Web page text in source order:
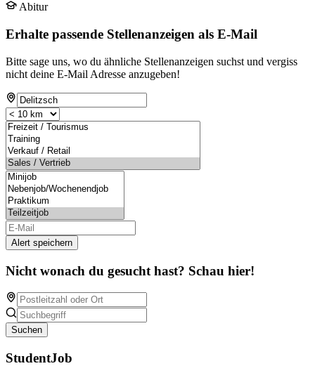
Abitur
Erhalte passende Stellenanzeigen als E-Mail
Bitte sage uns, wo du ähnliche Stellenanzeigen suchst und vergiss
nicht deine E-Mail Adresse anzugeben!
Alert speichern
Nicht wonach du gesucht hast? Schau hier!
Suchen
StudentJob